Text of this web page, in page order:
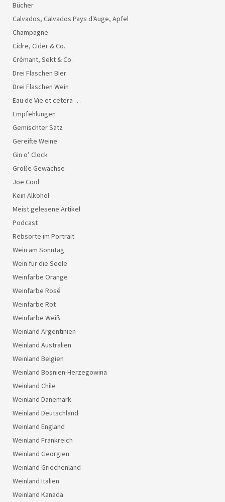
Bücher
Calvados, Calvados Pays d'Auge, Apfel
Champagne
Cidre, Cider & Co.
Crémant, Sekt & Co.
Drei Flaschen Bier
Drei Flaschen Wein
Eau de Vie et cetera …
Empfehlungen
Gemischter Satz
Gereifte Weine
Gin o’ Clock
Große Gewächse
Joe Cool
Kein Alkohol
Meist gelesene Artikel
Podcast
Rebsorte im Portrait
Wein am Sonntag
Wein für die Seele
Weinfarbe Orange
Weinfarbe Rosé
Weinfarbe Rot
Weinfarbe Weiß
Weinland Argentinien
Weinland Australien
Weinland Belgien
Weinland Bosnien-Herzegowina
Weinland Chile
Weinland Dänemark
Weinland Deutschland
Weinland England
Weinland Frankreich
Weinland Georgien
Weinland Griechenland
Weinland Italien
Weinland Kanada